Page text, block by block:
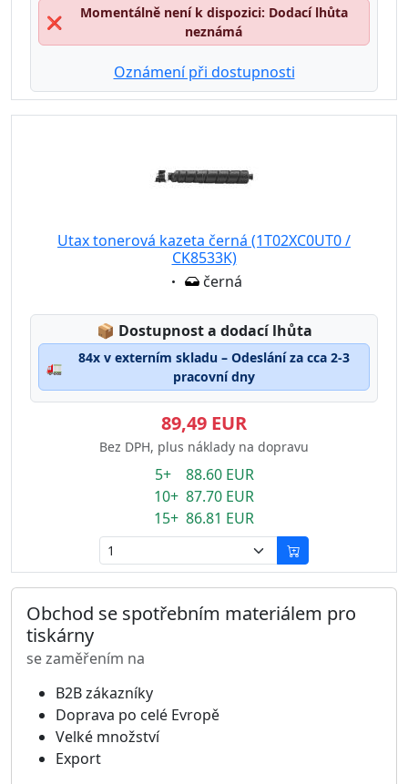
❌
Momentálně není k dispozici: Dodací lhůta
neznámá
Oznámení při dostupnosti
Utax tonerová kazeta černá (1T02XC0UT0 /
CK8533K)
Eigenschaft:
černá
📦 Lagerstatus:
Dostupnost a dodací lhůta
🚛
84x v externím skladu – Odeslání za cca 2-3
pracovní dny
89,49 EUR
Bez DPH, plus náklady na dopravu
5+ 88.60 EUR
10+ 87.70 EUR
15+ 86.81 EUR
Obchod se spotřebním materiálem pro
tiskárny
se zaměřením na
B2B zákazníky
Doprava po celé Evropě
Velké množství
Export